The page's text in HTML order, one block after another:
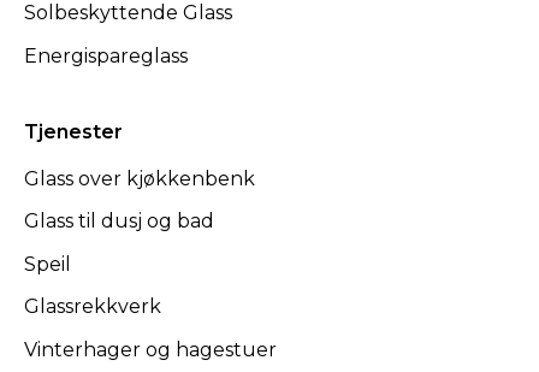
Solbeskyttende Glass
Energispareglass
Tjenester
Glass over kjøkkenbenk
Glass til dusj og bad
Speil
Glassrekkverk
Vinterhager og hagestuer